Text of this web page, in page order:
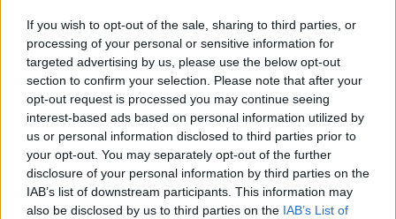
If you wish to opt-out of the sale, sharing to third parties, or
processing of your personal or sensitive information for
targeted advertising by us, please use the below opt-out
section to confirm your selection. Please note that after your
opt-out request is processed you may continue seeing
interest-based ads based on personal information utilized by
us or personal information disclosed to third parties prior to
your opt-out. You may separately opt-out of the further
disclosure of your personal information by third parties on the
IAB’s list of downstream participants. This information may
also be disclosed by us to third parties on the IAB’s List of
Στις δύο ως άνω περιπτώσεις, το σύνολο των
εγκρινομένων συναλλαγών που πραγματοποιούνται
στο διάστημα από 30.07.2015 έως και 31.12.2015,
δεν μπορεί να υπερβεί τη συνολική αξία των
συναλλαγών που πραγματοποίησε η ως άνω
επιχείρηση το δεύτερο ημερολογιακό εξάμηνο του
προηγουμένου έτους.